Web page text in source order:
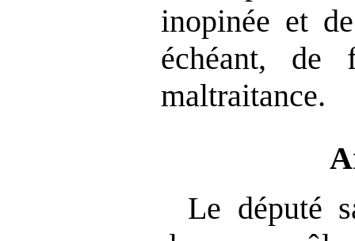
inopinée et
échéant, de
maltraitance.
Le député